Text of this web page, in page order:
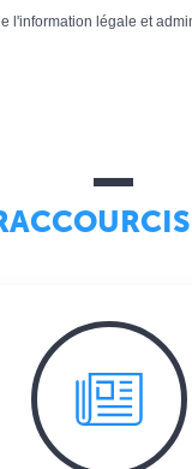
l'information légale et